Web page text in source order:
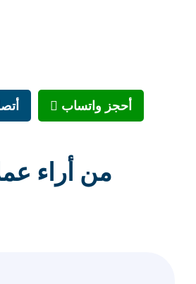
أحجز واتساب
من أراء